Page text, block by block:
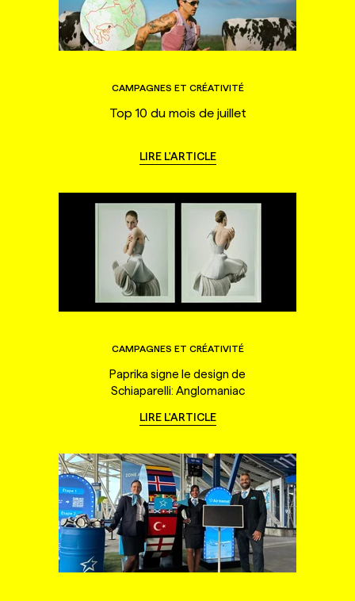
CAMPAGNES ET CRÉATIVITÉ
Top 10 du mois de juillet
LIRE L'ARTICLE
CAMPAGNES ET CRÉATIVITÉ
Paprika signe le design de
Schiaparelli: Anglomaniac
LIRE L'ARTICLE